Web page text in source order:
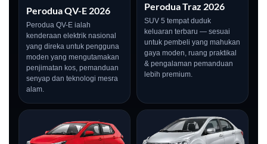
Perodua QV-E 2026
Perodua QV-E ialah
kenderaan elektrik nasional
yang direka untuk pengguna
moden yang mengutamakan
penjimatan kos, pemanduan
senyap dan teknologi mesra
alam.
Perodua Traz 2026
SUV 5 tempat duduk
keluaran terbaru — sesuai
untuk pembeli yang mahukan
gaya moden, ruang praktikal
& pengalaman pemanduan
lebih premium.